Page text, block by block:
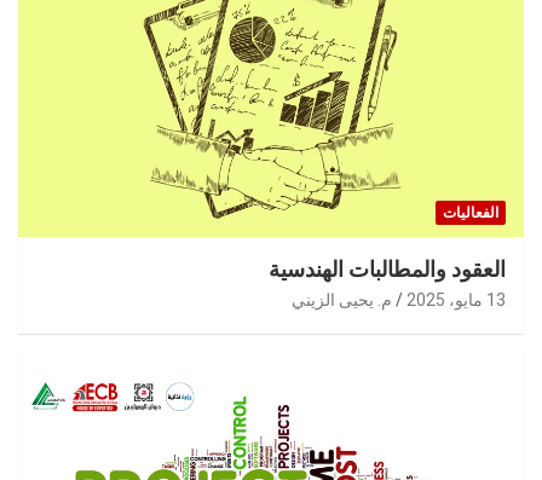
الفعاليات
العقود والمطالبات الهندسية
13 مايو، 2025 م. يحيى الزيني